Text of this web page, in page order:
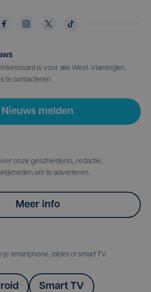
is voor alle West-Vlamingen,
te contacteren.
Nieuws melden
onze geschiedenis, redactie,
om te adverteren.
Meer info
je smartphone, tablet of smart TV.
Smart TV